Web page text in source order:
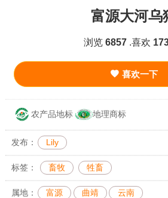
富源大河乌
浏览 6857 .喜欢
喜欢一下
农产品地标 地理商标
发布： Lily
标签： 畜牧 牲畜
属地： 富源 曲靖 云南